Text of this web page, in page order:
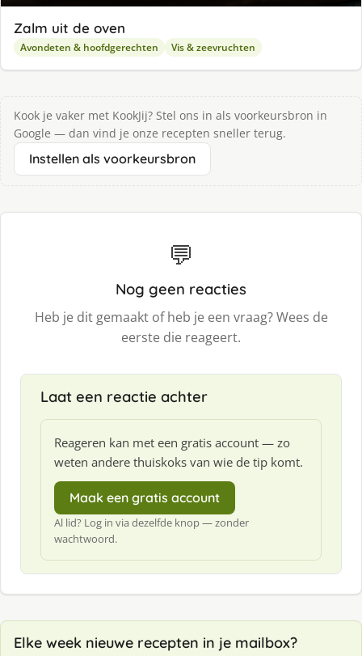
Zalm uit de oven
Avondeten & hoofdgerechten Vis & zeevruchten
Kook je vaker met KookJij? Stel ons in als voorkeursbron in
Google — dan vind je onze recepten sneller terug.
Instellen als voorkeursbron
💬
Nog geen reacties
Heb je dit gemaakt of heb je een vraag? Wees de
eerste die reageert.
Laat een reactie achter
Reageren kan met een gratis account — zo
weten andere thuiskoks van wie de tip komt.
Maak een gratis account
Al lid? Log in via dezelfde knop — zonder
wachtwoord.
Elke week nieuwe recepten in je mailbox?